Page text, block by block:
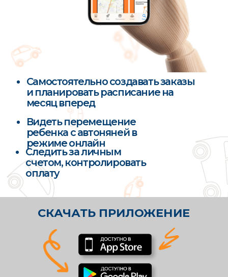
У вас работа или свой бизнес
У вас работа
и самореализация
Вы хотите выбирать кружки
и секции не только рядом с домом
Вам нужна надежная автоняня для
безопасного сопровождения ребенка
в школу, садик или на занятия
Вы устали от утренней суеты
и вечных опозданий из-за пробок